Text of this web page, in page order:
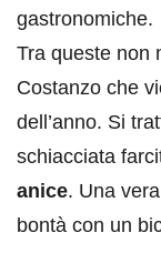
gastronomiche.
Tra queste non
Costanzo che
dell’anno. Si
schiacciata
anice. Una
bontà con un